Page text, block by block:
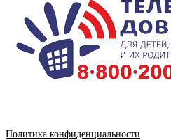
Политика конфиденциальности